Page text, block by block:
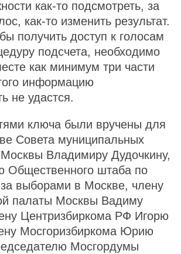
как-то подсмотреть, за
как-то изменить результат.
получить доступ к голосам
подсчета, необходимо
как минимум три части
информацию
не удастся.
ключа были вручены для
Совета муниципальных
Владимиру Дудочкину,
Общественного штаба по
выборами в Москве, члену
палаты Москвы Вадиму
Центризбиркома РФ Игорю
Мосгоризбиркома Юрию
Мосгордумы